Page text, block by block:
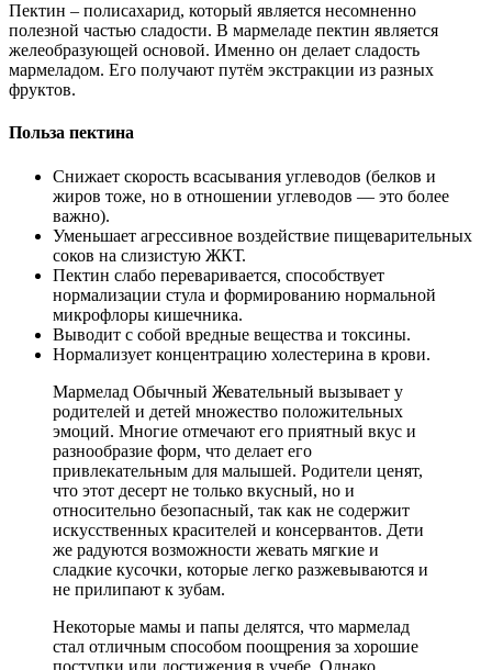
Пектин – полисахарид, который является несомненно
полезной частью сладости. В мармеладе пектин является
желеобразующей основой. Именно он делает сладость
мармеладом. Его получают путём экстракции из разных
фруктов.
Польза пектина
Снижает скорость всасывания углеводов (белков и
жиров тоже, но в отношении углеводов — это более
важно).
Уменьшает агрессивное воздействие пищеварительных
соков на слизистую ЖКТ.
Пектин слабо переваривается, способствует
нормализации стула и формированию нормальной
микрофлоры кишечника.
Выводит с собой вредные вещества и токсины.
Нормализует концентрацию холестерина в крови.
Мармелад Обычный Жевательный вызывает у
родителей и детей множество положительных
эмоций. Многие отмечают его приятный вкус и
разнообразие форм, что делает его
привлекательным для малышей. Родители ценят,
что этот десерт не только вкусный, но и
относительно безопасный, так как не содержит
искусственных красителей и консервантов. Дети
же радуются возможности жевать мягкие и
сладкие кусочки, которые легко разжевываются и
не прилипают к зубам.
Некоторые мамы и папы делятся, что мармелад
стал отличным способом поощрения за хорошие
поступки или достижения в учебе. Однако,